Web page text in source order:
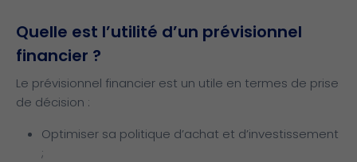
Quelle est l’utilité d’un prévisionnel
financier ?
Le prévisionnel financier est un utile en termes de prise
de décision :
Optimiser sa politique d’achat et d’investissement
;